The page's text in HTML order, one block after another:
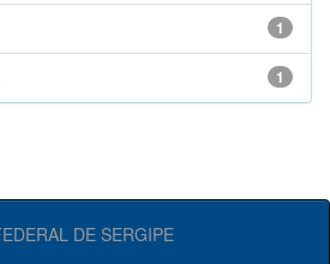
1
1
DE SERGIPE